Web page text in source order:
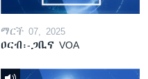
ማርች 07, 2025
ዐርብ፡-ጋቢና VOA